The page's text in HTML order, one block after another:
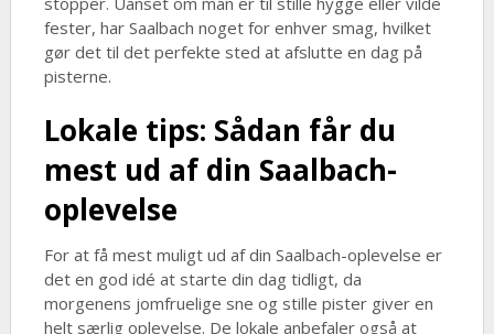
fester, har Saalbach noget for enhver smag, hvilket
gør det til det perfekte sted at afslutte en dag på
pisterne.
Lokale tips: Sådan får du
mest ud af din Saalbach-
oplevelse
For at få mest muligt ud af din Saalbach-oplevelse er
det en god idé at starte din dag tidligt, da
morgenens jomfruelige sne og stille pister giver en
helt særlig oplevelse. De lokale anbefaler også at